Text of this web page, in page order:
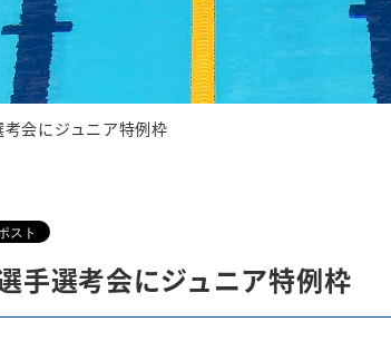
会にジュニア特例枠
手選考会にジュニア特例枠